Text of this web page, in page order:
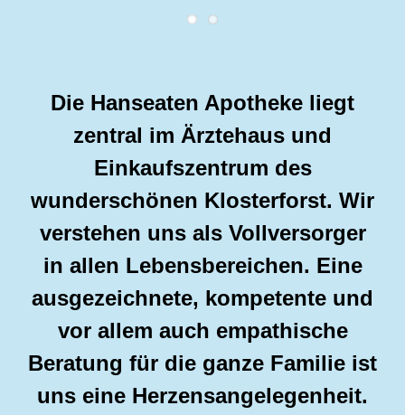
Die Hanseaten Apotheke liegt
zentral im Ärztehaus und
Einkaufszentrum des
wunderschönen Klosterforst. Wir
verstehen uns als Vollversorger
in allen Lebensbereichen. Eine
ausgezeichnete, kompetente und
vor allem auch empathische
Beratung für die ganze Familie ist
uns eine Herzensangelegenheit.